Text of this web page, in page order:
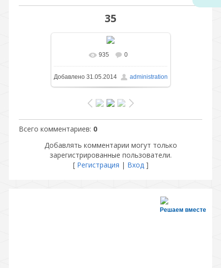
35
В реальном размере
206.7Kb
935 0
Добавлено31.05.2014 administration
Всего комментариев: 0
Добавлять комментарии могут только
зарегистрированные пользователи.
[ Регистрация | Вход]
Решаем вместе